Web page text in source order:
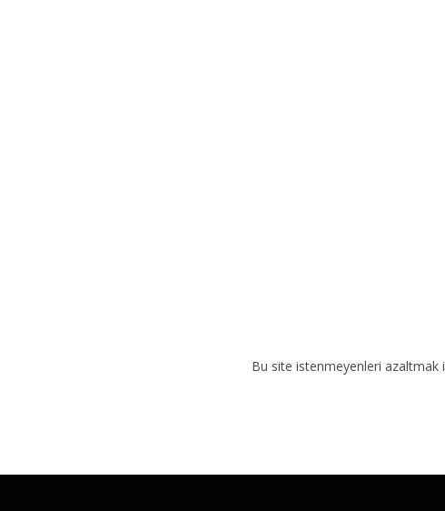
Bu site istenmeyenleri azaltmak